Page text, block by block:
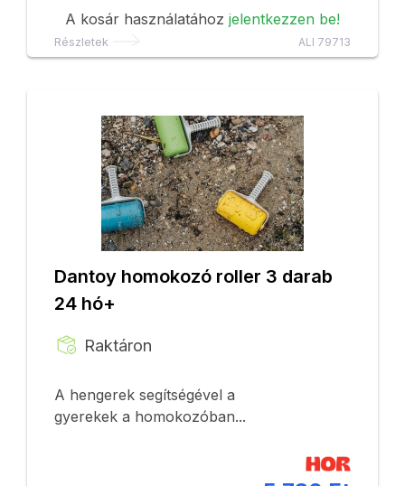
A kosár használatához jelentkezzen be!
Részletek ALI 79713
Dantoy homokozó roller 3 darab
24 hó+
Raktáron
A hengerek segítségével a
gyerekek a homokozóban...